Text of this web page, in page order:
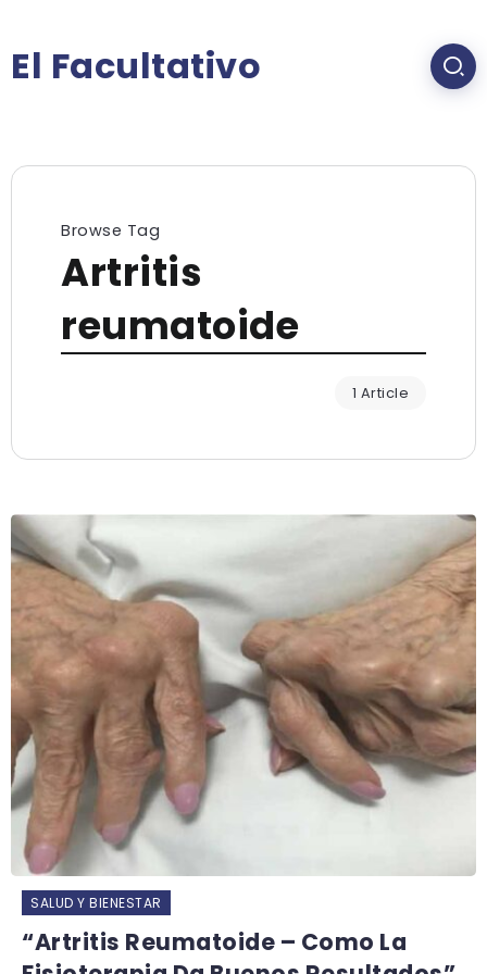
El Facultativo
Browse Tag
Artritis
reumatoide
1 Article
SALUD Y BIENESTAR
“Artritis Reumatoide – Como La